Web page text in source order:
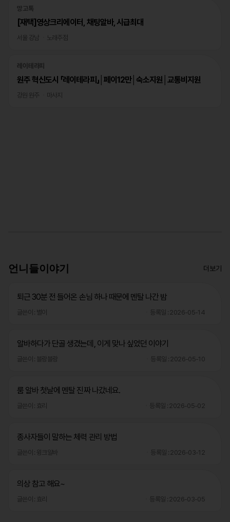
망고톡
[재택]영상크리에이터, 채팅알바, 시급최대
서울 강남 노래주점
레이테라피
원주 혁신도시 「레이테라피」│페이12만│숙소지원│교통비지원
강원 원주 마사지
언니들이야기 더보기
퇴근 30분 전 들어온 손님 하나 때문에 멘탈 나간 밤
글쓴이 : 별이 등록일 : 2026-05-14
알바하다가 단골 생겼는데, 이게 맞나 싶었던 이야기
글쓴이 : 블랑블랑 등록일 : 2026-05-10
룸 알바 첫날에 멘탈 진짜 나갔네요.
글쓴이 : 효리 등록일 : 2026-05-02
종사자들이 말하는 체력 관리 방법
글쓴이 : 윙크알바 등록일 : 2026-03-12
의상 참고 해요~
글쓴이 : 효리 등록일 : 2026-03-05